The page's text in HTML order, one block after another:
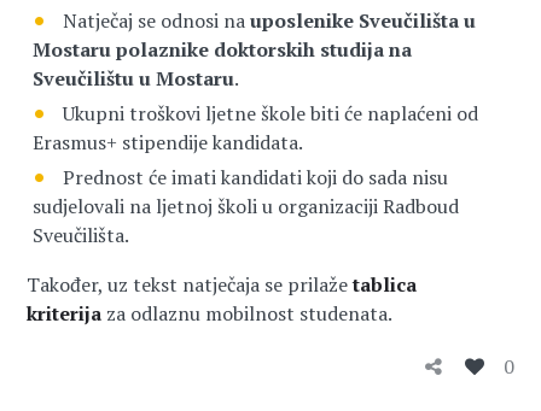
Natječaj se odnosi na uposlenike Sveučilišta u
Mostaru polaznike doktorskih studija na
Sveučilištu u Mostaru.
Ukupni troškovi ljetne škole biti će naplaćeni od
Erasmus+ stipendije kandidata.
Prednost će imati kandidati koji do sada nisu
sudjelovali na ljetnoj školi u organizaciji Radboud
Sveučilišta.
Također, uz tekst natječaja se prilaže tablica
kriterija za odlaznu mobilnost studenata.
0